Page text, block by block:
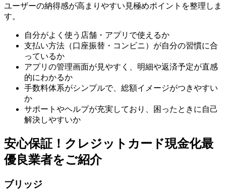
ユーザーの納得感が高まりやすい見極めポイントを整理しま
す。
自分がよく使う店舗・アプリで使えるか
支払い方法（口座振替・コンビニ）が自分の習慣に合
っているか
アプリの管理画面が見やすく、明細や返済予定が直感
的にわかるか
手数料体系がシンプルで、総額イメージがつきやすい
か
サポートやヘルプが充実しており、困ったときに自己
解決しやすいか
安心保証！クレジットカード現金化最
優良業者をご紹介
ブリッジ